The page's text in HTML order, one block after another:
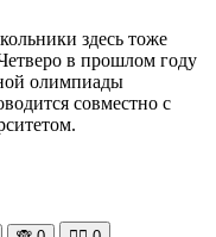
здесь тоже
в прошлом году
олимпиады
совместно с